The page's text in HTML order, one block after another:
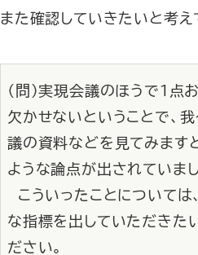
また確認していきたいと考え
（問）実現会議のほうで１
欠かせないということで、
議の資料などを見てみます
ような論点が出されていまし
こういったことについては
な指標を出していただきた
ださい。